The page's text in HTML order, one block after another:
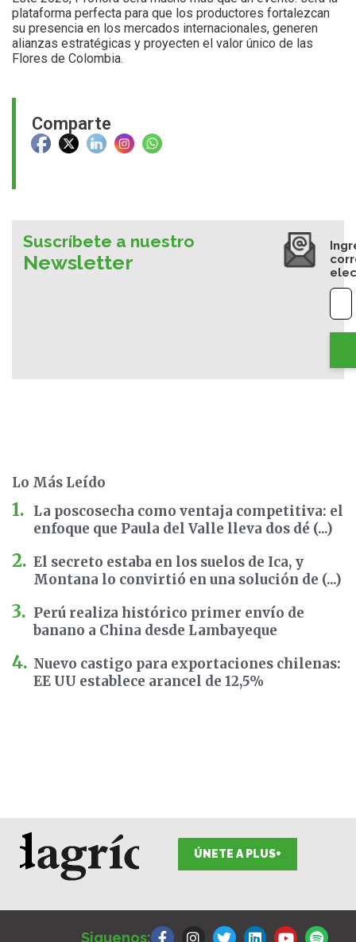
Comparte
plataforma perfecta para que los productores fortalezcan
su presencia en los mercados internacionales, generen
alianzas estratégicas y proyecten el valor único de las
Flores de Colombia.
Suscríbete a nuestro
Newsletter
Lo Más Leído
La poscosecha como ventaja competitiva: el
enfoque que Paula del Valle lleva dos dé (...)
El secreto estaba en los suelos de Ica, y
Montana lo convirtió en una solución de (...)
Perú realiza histórico primer envío de
banano a China desde Lambayeque
Nuevo castigo para exportaciones chilenas:
EE UU establece arancel de 12,5%
ÚNETE A PLUS+
Siguenos:
a
n
w
i
o
p